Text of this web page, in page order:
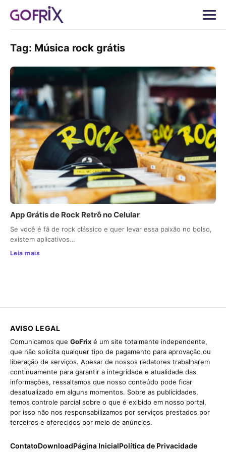
Tag: Música rock grátis
App Grátis de Rock Retrô no Celular
Se você é fã de rock clássico e quer levar essa paixão no bolso,
existem aplicativos…
Leia mais
AVISO LEGAL
Comunicamos que GoFrix é um site totalmente independente,
que não solicita qualquer tipo de pagamento para aprovação ou
liberação de serviços. Apesar de nossos redatores trabalharem
continuamente para garantir a integridade e atualidade das
informações, ressaltamos que nosso conteúdo pode ficar
desatualizado em alguns momentos. Sobre as publicidades,
temos controle parcial sobre o que é exibido em nosso portal,
por isso não nos responsabilizamos por serviços prestados por
terceiros e oferecidos por meio de anúncios.
ContatoDownloadPágina InicialPolítica de Privacidade